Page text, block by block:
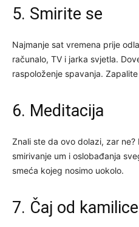
5. Smirite se
Najmanje sat vremena prije
računalo, TV i jarka svjetla.
raspoloženje spavanja.
6. Meditacija
Znali ste da ovo dolazi, zar
smirivanje um i oslobađanja
smeća kojeg nosimo uokolo.
7. Čaj od kamilice